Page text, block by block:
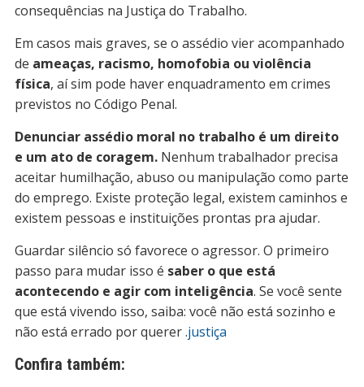
consequências na Justiça do Trabalho.
Em casos mais graves, se o assédio vier acompanhado
de ameaças, racismo, homofobia ou violência
física, aí sim pode haver enquadramento em crimes
previstos no Código Penal.
Denunciar assédio moral no trabalho é um direito
e um ato de coragem.Nenhum trabalhador precisa
aceitar humilhação, abuso ou manipulação como parte
do emprego. Existe proteção legal, existem caminhos e
existem pessoas e instituições prontas pra ajudar.
Guardar silêncio só favorece o agressor. O primeiro
passo para mudar isso é saber o que está
acontecendo e agir com inteligência. Se você sente
que está vivendo isso, saiba: você não está sozinho e
não está errado por querer .justiça
Confira também: